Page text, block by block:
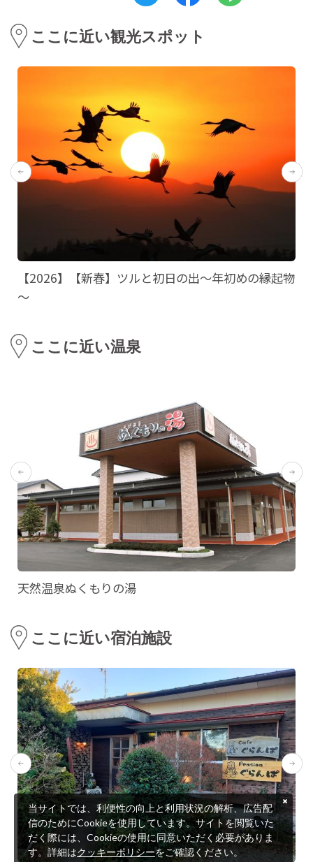
ここに近い観光スポット
【2026】【新春】ツルと初日の出～年初めの縁起物
～
ここに近い温泉
天然温泉ぬくもりの湯
ここに近い宿泊施設
当サイトでは、利便性の向上と利用状況の解析、広告配
信のためにCookieを使用しています。サイトを閲覧いた
だく際には、Cookieの使用に同意いただく必要がありま
す。詳細はクッキーポリシーをご確認ください。